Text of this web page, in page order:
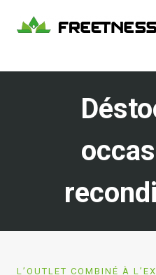
L’OUTLET COMBINÉ À